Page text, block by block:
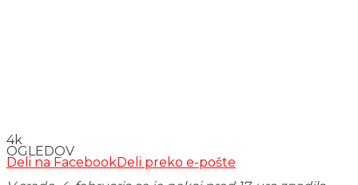
4k
OGLEDOV
Deli na FacebookDeli preko e-pošte